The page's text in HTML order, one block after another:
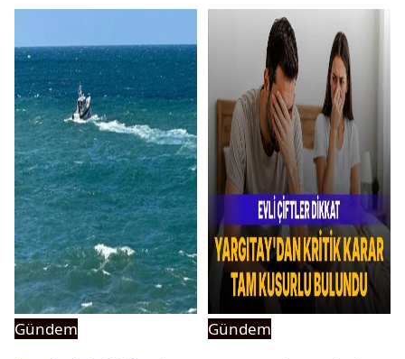
Gündem
Gündem